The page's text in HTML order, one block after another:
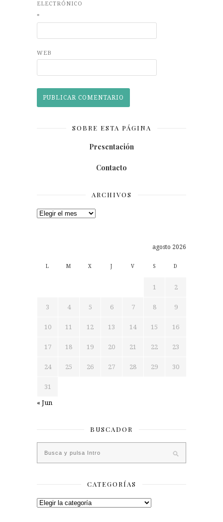
ELECTRÓNICO
*
WEB
SOBRE ESTA PÁGINA
Presentación
Contacto
ARCHIVOS
Archivos
agosto 2026
L M X V S D
1 2
3 4 5 6 7 8 9
10 11 12 13 14 15 16
17 18 19 20 21 22 23
24 25 26 27 28 29 30
31
« Jun
BUSCADOR
CATEGORÍAS
Categorías